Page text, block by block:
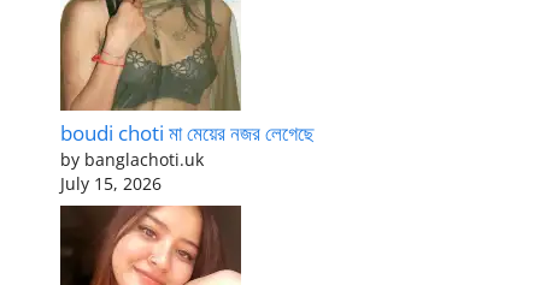
boudi choti মা মেয়ের নজর লেগেছে
by banglachoti.uk
July 15, 2026